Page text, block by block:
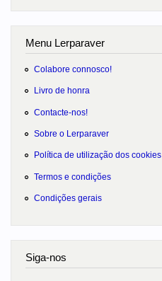
Menu Lerparaver
Colabore connosco!
Livro de honra
Contacte-nos!
Sobre o Lerparaver
Política de utilização dos cookies
Termos e condições
Condições gerais
Siga-nos